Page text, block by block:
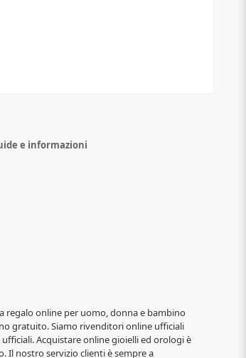
e informazioni
regalo online per uomo, donna e bambino
gratuito. Siamo rivenditori online ufficiali
Acquistare online gioielli ed orologi è
Il nostro servizio clienti è sempre a